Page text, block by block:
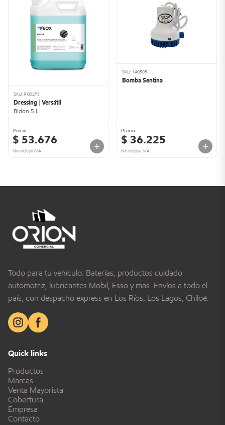
SKU: RG02F5
Dressing | Versátil
Bidón 5 L
Precio
$ 53.676
No incluye IVA
SKU: 140505
Bomba Sentina
Precio
$ 36.225
No incluye IVA
Todo para tu vehículo: Baterías, productos cuidado
automotriz, lubricantes Mobil, Esso y más. Envíos a todo el
país, con despacho express en Los Ríos, Los Lagos, Chiloé.
Quick links
Productos
Marcas
Venta Mayorista
Cobertura
Empresa
Contacto